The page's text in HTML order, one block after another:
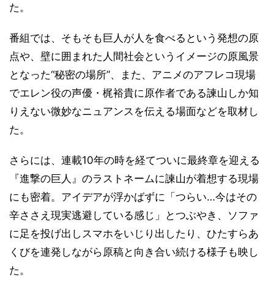
た。
番組では、そもそも巨人が人を食べるという発想の原
点や、壁に囲まれた人間社会というイメージの原風景
となった“秘密の場所”、また、アニメのアフレコ現場
でエレン役の声優・梶裕貴に原作者である諫山しか知
りえない微妙なニュアンスを伝える場面などを取材し
た。
さらには、連載10年の時を経てついに最終章を迎える
『進撃の巨人』のラストネームに諫山が着想する現場
にも密着。アイデアが浮かばずに「つらい…今はその
辛ささえ現実逃避している感じ」とつぶやき、ソファ
に足を投げ出しスマホをいじり出したり、ひたすらあ
くびを連発しながら原稿と向き合い続ける様子も映し
た。